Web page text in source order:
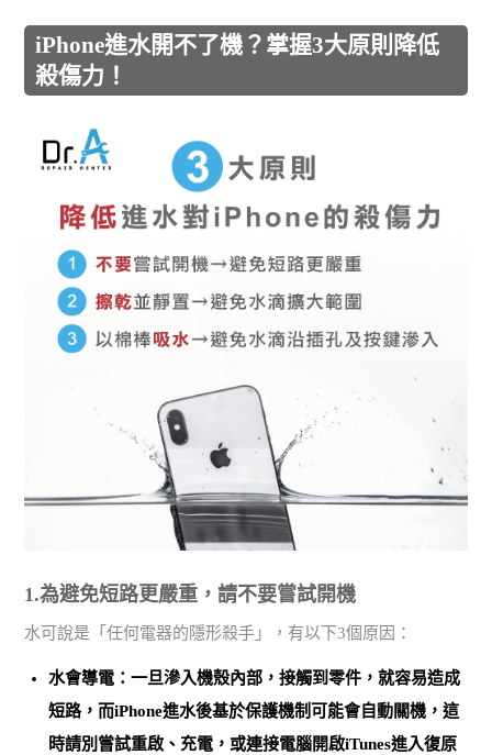
iPhone進水開不了機？掌握3大原則降低
殺傷力！
1.為避免短路更嚴重，請不要嘗試開機
水可說是「任何電器的隱形殺手」，有以下3個原因：
水會導電：一旦滲入機殼內部，接觸到零件，就容易造成
短路，而iPhone進水後基於保護機制可能會自動關機，這
時請別嘗試重啟、充電，或連接電腦開啟iTunes進入復原